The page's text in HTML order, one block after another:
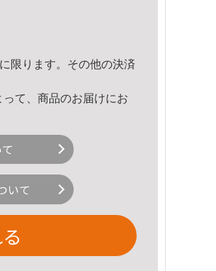
限ります。その他の決済
て、商品のお届けにお
いて